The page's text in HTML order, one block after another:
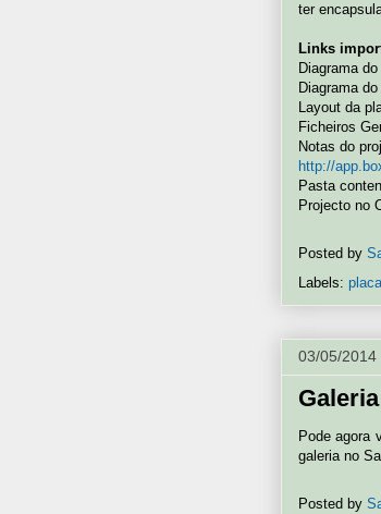
ter
Links
Diagrama
Diagrama
Layout da
Ficheiros
Notas do
http://
Pasta
Projecto no
Posted by
Labels:
03/05/2014
Pode agora
galeria no
Posted by